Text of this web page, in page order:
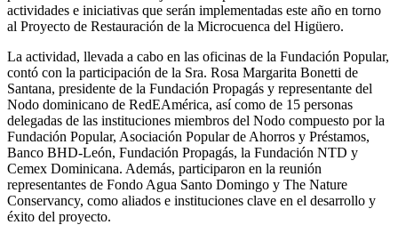
actividades e iniciativas que serán implementadas este año en torno
al Proyecto de Restauración de la Microcuenca del Higüero.
La actividad, llevada a cabo en las oficinas de la Fundación Popular,
contó con la participación de la Sra. Rosa Margarita Bonetti de
Santana, presidente de la Fundación Propagás y representante del
Nodo dominicano de RedEAmérica, así como de 15 personas
delegadas de las instituciones miembros del Nodo compuesto por la
Fundación Popular, Asociación Popular de Ahorros y Préstamos,
Banco BHD-León, Fundación Propagás, la Fundación NTD y
Cemex Dominicana. Además, participaron en la reunión
representantes de Fondo Agua Santo Domingo y The Nature
Conservancy, como aliados e instituciones clave en el desarrollo y
éxito del proyecto.